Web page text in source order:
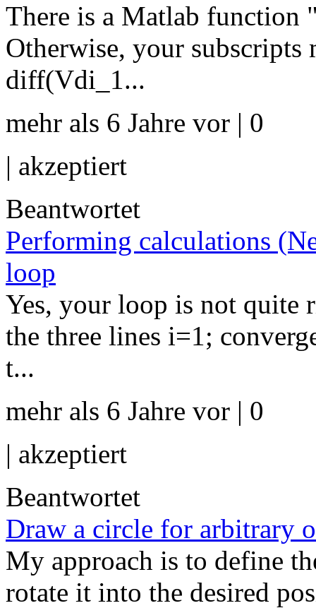
There is a Matlab
Otherwise, your
diff(Vdi_1...
mehr als 6 Jahre vor | 0
| akzeptiert
Beantwortet
Performing calculations
loop
Yes, your loop is not quite
the three lines i=1;
t...
mehr als 6 Jahre vor | 0
| akzeptiert
Beantwortet
Draw a circle for arbitrary
My approach is to define
rotate it into the desired